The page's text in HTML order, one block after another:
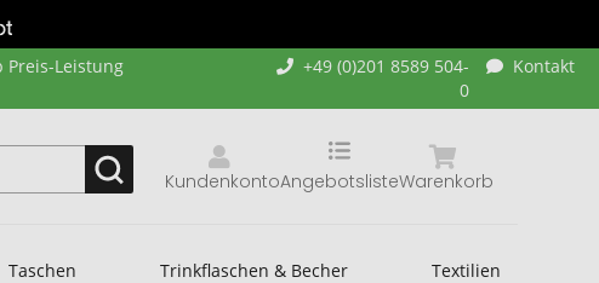
Preis-Leistung
+49 (0)201 8589 504-
0
Kontakt
Kundenkonto Warenkorb
Angebotsliste
Taschen Trinkflaschen & Becher Textilien